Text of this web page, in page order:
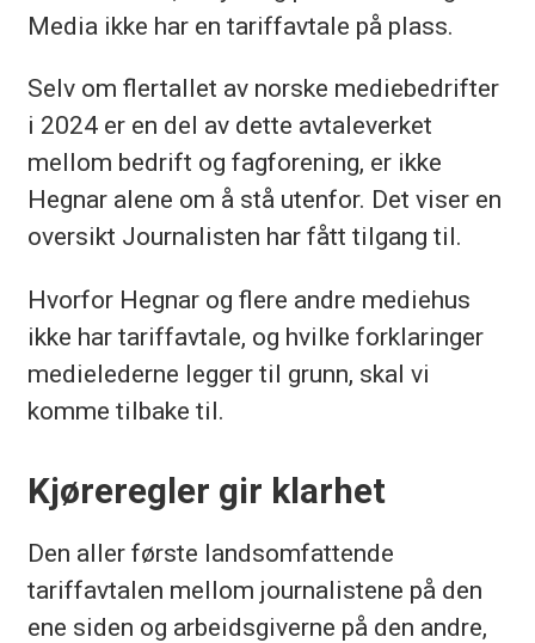
Media ikke har en tariffavtale på plass.
Selv om flertallet av norske mediebedrifter
i 2024 er en del av dette avtaleverket
mellom bedrift og fagforening, er ikke
Hegnar alene om å stå utenfor. Det viser en
oversikt Journalisten har fått tilgang til.
Hvorfor Hegnar og flere andre mediehus
ikke har tariffavtale, og hvilke forklaringer
medielederne legger til grunn, skal vi
komme tilbake til.
Kjøreregler gir klarhet
Den aller første landsomfattende
tariffavtalen mellom journalistene på den
ene siden og arbeidsgiverne på den andre,